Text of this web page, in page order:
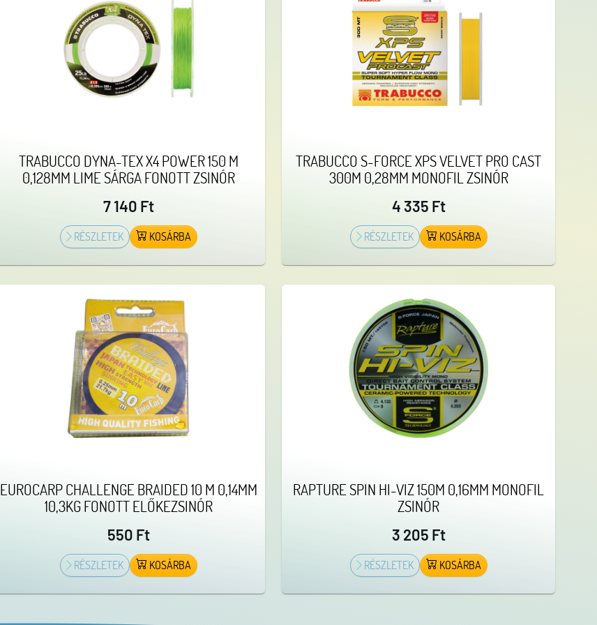
TRABUCCO DYNA-TEX X4 POWER 150 M
0,128MM LIME SÁRGA FONOTT ZSINÓR
7 140 Ft
RÉSZLETEK KOSÁRBA
TRABUCCO S-FORCE XPS VELVET PRO CAST
300M 0,28MM MONOFIL ZSINÓR
4 335 Ft
RÉSZLETEK KOSÁRBA
EUROCARP CHALLENGE BRAIDED 10 M 0,14MM
10,3KG FONOTT ELŐKEZSINÓR
550 Ft
RÉSZLETEK KOSÁRBA
RAPTURE SPIN HI-VIZ 150M 0,16MM MONOFIL
ZSINÓR
3 205 Ft
RÉSZLETEK KOSÁRBA